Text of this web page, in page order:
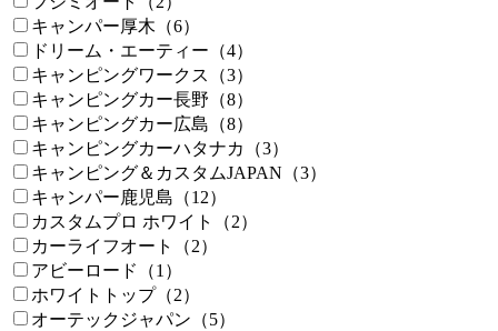
キャンパー厚木（6）
ドリーム・エーティー（4）
キャンピングワークス（3）
キャンピングカー長野（8）
キャンピングカー広島（8）
キャンピングカーハタナカ（3）
キャンピング＆カスタムJAPAN（3）
キャンパー鹿児島（12）
カスタムプロ ホワイト（2）
カーライフオート（2）
アビーロード（1）
ホワイトトップ（2）
オーテックジャパン（5）